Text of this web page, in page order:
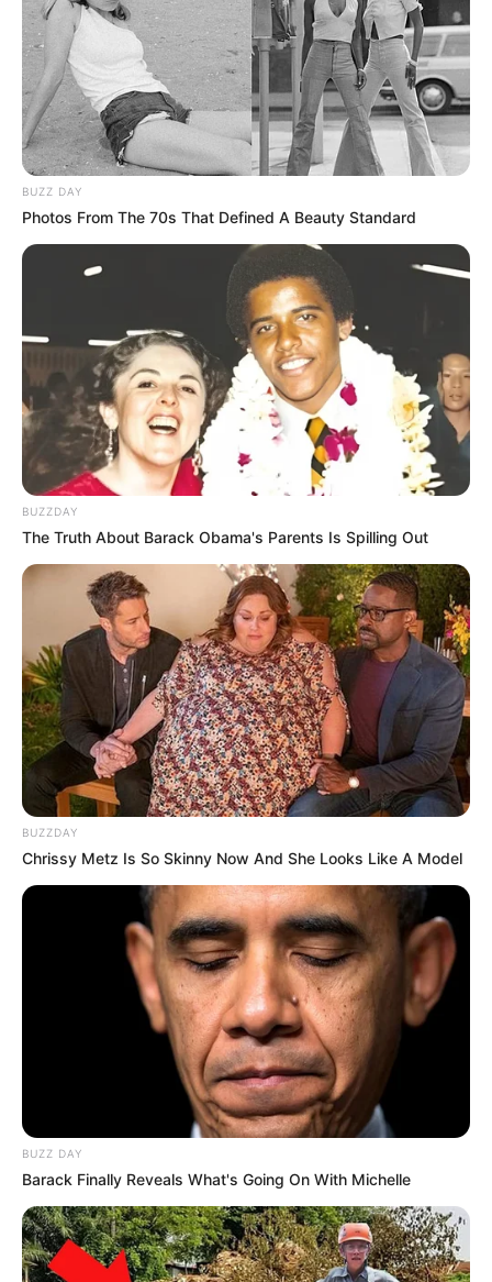
BUZZ DAY
Photos From The 70s That Defined A Beauty Standard
BUZZDAY
The Truth About Barack Obama's Parents Is Spilling Out
BUZZDAY
Chrissy Metz Is So Skinny Now And She Looks Like A Model
BUZZ DAY
Barack Finally Reveals What's Going On With Michelle